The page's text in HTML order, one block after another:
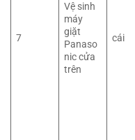
7
Vệ sinh
máy
giặt
Panaso
nic cửa
trên
cái